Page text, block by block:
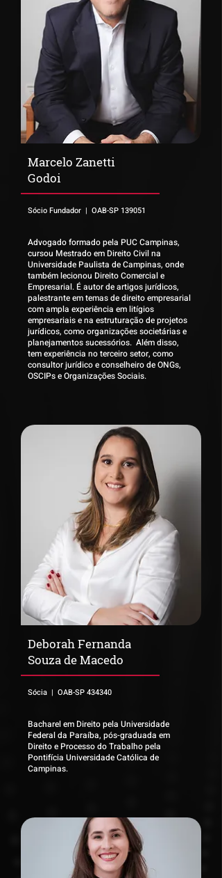
Marcelo Zanetti
Godoi
Sócio Fundador | OAB-SP 139051
Advogado formado pela PUC Campinas,
cursou Mestrado em Direito Civil na
Universidade Paulista de Campinas, onde
também lecionou Direito Comercial e
Empresarial. É autor de artigos jurídicos,
palestrante em temas de direito empresarial
com ampla experiência em litígios
empresariais e na estruturação de projetos
jurídicos, como organizações societárias e
planejamentos sucessórios. Além disso,
tem experiência no terceiro setor, como
consultor jurídico e conselheiro de ONGs,
OSCIPs e Organizações Sociais.
Deborah Fernanda
Souza de Macedo
Sócia | OAB-SP 434340
Bacharel em Direito pela Universidade
Federal da Paraíba, pós-graduada em
Direito e Processo do Trabalho pela
Pontifícia Universidade Católica de
Campinas.